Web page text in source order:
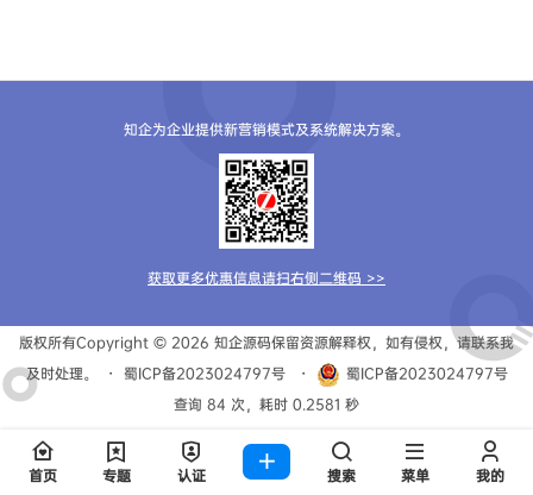
知企为企业提供新营销模式及系统解决方案。
获取更多优惠信息请扫右侧二维码 >>
版权所有Copyright © 2026 知企源码保留资源解释权，如有侵权，请联系我
及时处理。
・ 蜀ICP备2023024797号 ・
蜀ICP备2023024797号
查询 84 次，耗时 0.2581 秒
首页 专题 认证 搜索 菜单 我的